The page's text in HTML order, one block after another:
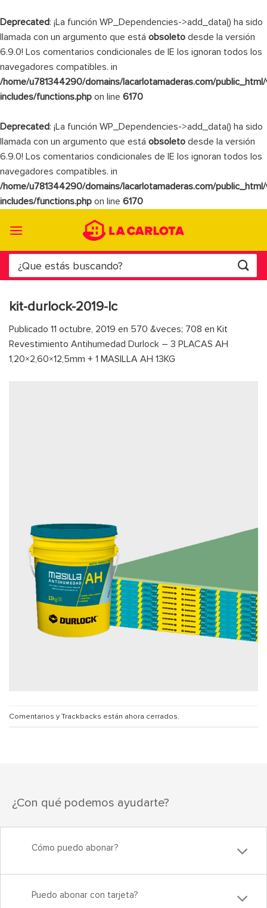
Deprecated: ¡La función WP_Dependencies->add_data() ha sido
llamada con un argumento que está obsoleto desde la versión
6.9.0! Los comentarios condicionales de IE los ignoran todos los
navegadores compatibles. in
/home/u781344290/domains/lacarlotamaderas.com/
includes/functions.php on line 6170
Deprecated: ¡La función WP_Dependencies->add_data() ha sido
llamada con un argumento que está obsoleto desde la versión
6.9.0! Los comentarios condicionales de IE los ignoran todos los
navegadores compatibles. in
/home/u781344290/domains/lacarlotamaderas.com/
includes/functions.php on line 6170
Buscar
por:
kit-durlock-2019-lc
Publicado 11 octubre, 2019 en 570 &veces; 708 en Kit
Revestimiento Antihumedad Durlock – 3 PLACAS AH
1,20×2,60×12,5mm + 1 MASILLA AH 13KG
Comentarios y Trackbacks están ahora cerrados.
¿Con qué podemos ayudarte?
Cómo puedo abonar?
Puedo abonar con tarjeta?